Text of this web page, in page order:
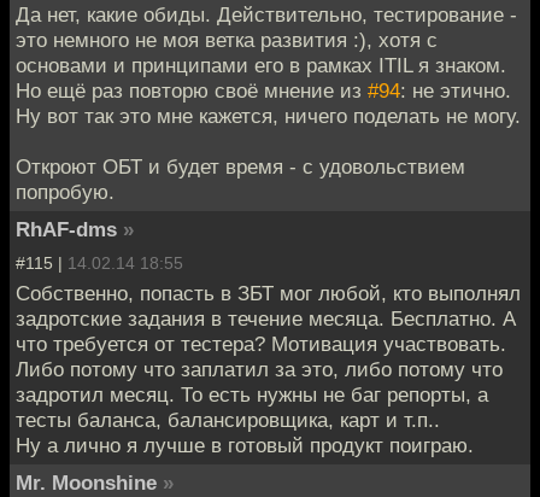
Да нет, какие обиды. Действительно, тестирование -
это немного не моя ветка развития :), хотя с
основами и принципами его в рамках ITIL я знаком.
Но ещё раз повторю своё мнение из #94: не этично.
Ну вот так это мне кажется, ничего поделать не могу.
Откроют ОБТ и будет время - с удовольствием
попробую.
RhAF-dms »
#115 | 14.02.14 18:55
Собственно, попасть в ЗБТ мог любой, кто выполнял
задротские задания в течение месяца. Бесплатно. А
что требуется от тестера? Мотивация участвовать.
Либо потому что заплатил за это, либо потому что
задротил месяц. То есть нужны не баг репорты, а
тесты баланса, балансировщика, карт и т.п..
Ну а лично я лучше в готовый продукт поиграю.
Mr. Moonshine »